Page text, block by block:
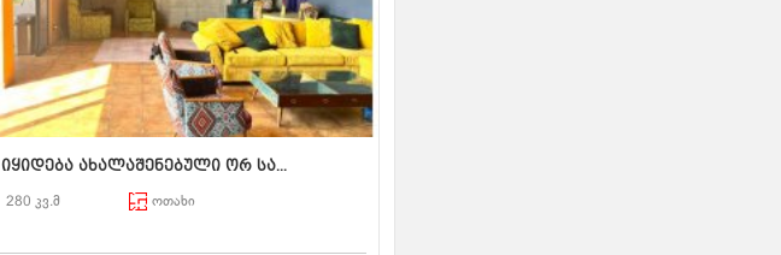
იყიდება ახალაშენებული ორ სა...
280 კვ.მ ოთახი